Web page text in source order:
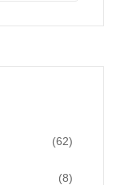
(62)
(8)